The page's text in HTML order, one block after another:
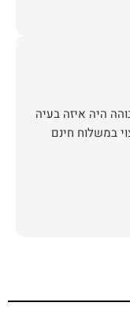
היה איזה בעיה
במשלוח חינם